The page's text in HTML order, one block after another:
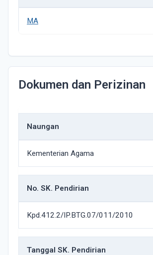
MA
Dokumen dan Perizinan
Naungan
Kementerian Agama
No. SK. Pendirian
Kpd.412.2/IP.BTG.07/011/2010
Tanggal SK. Pendirian